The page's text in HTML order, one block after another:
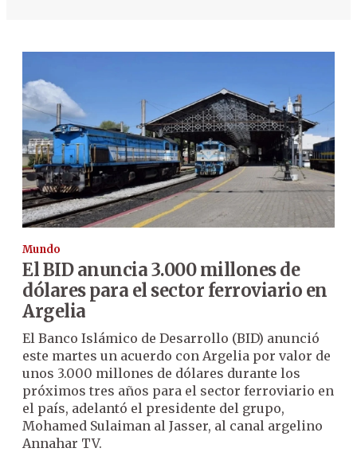
Mundo
El BID anuncia 3.000 millones de
dólares para el sector ferroviario en
Argelia
El Banco Islámico de Desarrollo (BID) anunció
este martes un acuerdo con Argelia por valor de
unos 3.000 millones de dólares durante los
próximos tres años para el sector ferroviario en
el país, adelantó el presidente del grupo,
Mohamed Sulaiman al Jasser, al canal argelino
Annahar TV.